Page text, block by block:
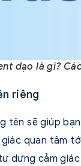
dạo là gì?
riêng
tên sẽ giúp
quan tâm
dưng cảm